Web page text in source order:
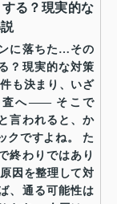
る？現実的な
に落ちた…その
？現実的な対策
も決まり、いざ
査へ—— そこで
言われると、か
クですよね。 た
終わりではあり
因を整理して対
、通る可能性は